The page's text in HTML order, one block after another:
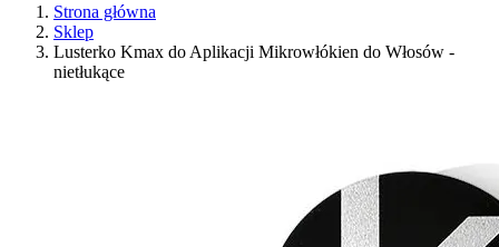
Strona główna
Sklep
Lusterko Kmax do Aplikacji Mikrowłókien do Włosów -
nietłukące